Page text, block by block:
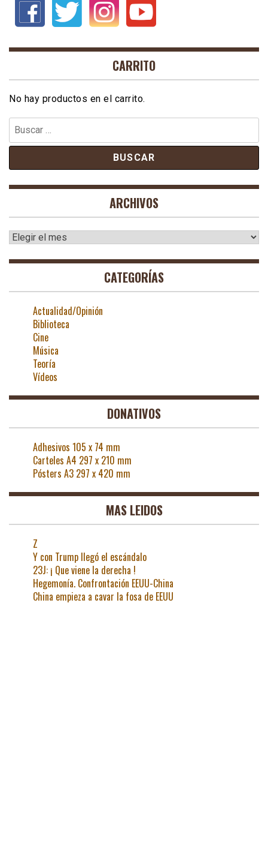
CARRITO
No hay productos en el carrito.
Buscar:
ARCHIVOS
Archivos
CATEGORÍAS
Actualidad/Opinión
Biblioteca
Cine
Música
Teoría
Vídeos
DONATIVOS
Adhesivos 105 x 74 mm
Carteles A4 297 x 210 mm
Pósters A3 297 x 420 mm
MAS LEIDOS
Z
Y con Trump llegó el escándalo
23J: ¡ Que viene la derecha !
Hegemonía. Confrontación EEUU-China
China empieza a cavar la fosa de EEUU